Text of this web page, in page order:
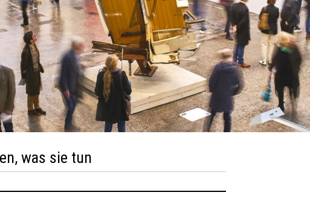
was sie tun